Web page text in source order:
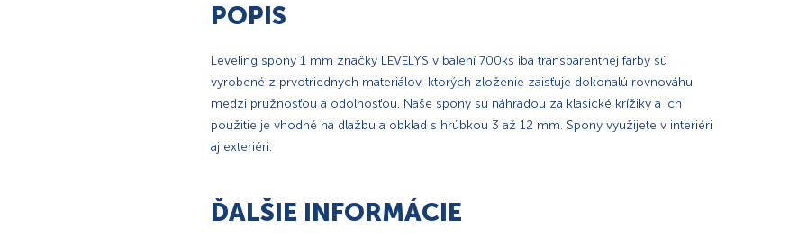
POPIS
Leveling spony 1 mm značky LEVELYS v balení 700ks iba transparentnej farby sú
vyrobené z prvotriednych materiálov, ktorých zloženie zaisťuje dokonalú rovnováhu
medzi pružnosťou a odolnosťou. Naše spony sú náhradou za klasické krížiky a ich
použitie je vhodné na dlažbu a obklad s hrúbkou 3 až 12 mm. Spony využijete v interiéri
aj exteriéri.
ĎALŠIE INFORMÁCIE